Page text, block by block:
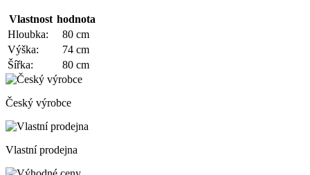
Vlastnost hodnota
Hloubka:
80 cm
Výška:
74 cm
Šířka:
80 cm
Český výrobce
Vlastní prodejna